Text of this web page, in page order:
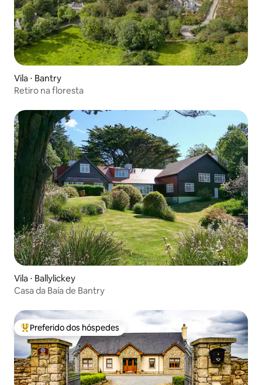
Vila ⋅ Bantry
Retiro na floresta
Vila ⋅ Ballylickey
Casa da Baía de Bantry
Entre os melhores preferidos dos hóspedes
Preferido dos hóspedes